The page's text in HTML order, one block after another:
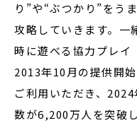
り”や“ぶつかり”をう
攻略していきます。一
時に遊べる協力プレイ
2013年10月の提供開
ご利用いただき、
数が6,200万人を突破し